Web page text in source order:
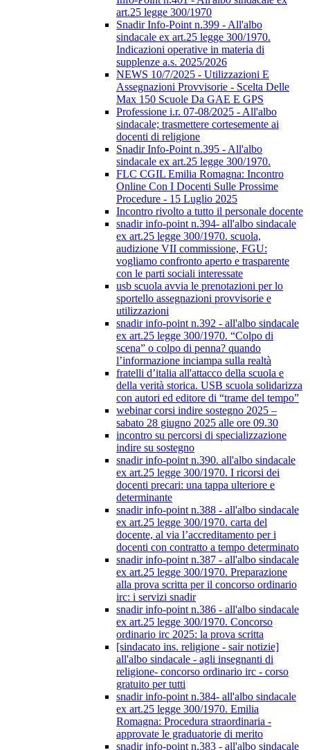
art.25 legge 300/1970
Snadir Info-Point n.399 - All'albo
sindacale ex art.25 legge 300/1970.
Indicazioni operative in materia di
supplenze a.s. 2025/2026
NEWS 10/7/2025 - Utilizzazioni E
Assegnazioni Provvisorie - Scelta Delle
Max 150 Scuole Da GAE E GPS
Professione i.r. 07-08/2025 - All'albo
sindacale; trasmettere cortesemente ai
docenti di religione
Snadir Info-Point n.395 - All'albo
sindacale ex art.25 legge 300/1970.
FLC CGIL Emilia Romagna: Incontro
Online Con I Docenti Sulle Prossime
Procedure - 15 Luglio 2025
Incontro rivolto a tutto il personale docente
snadir info-point n.394- all'albo sindacale
ex art.25 legge 300/1970. scuola,
audizione VII commissione, FGU:
vogliamo confronto aperto e trasparente
con le parti sociali interessate
usb scuola avvia le prenotazioni per lo
sportello assegnazioni provvisorie e
utilizzazioni
snadir info-point n.392 - all'albo sindacale
ex art.25 legge 300/1970. “Colpo di
scena” o colpo di penna? quando
l’informazione inciampa sulla realtà
fratelli d’italia all'attacco della scuola e
della verità storica. USB scuola solidarizza
con autori ed editore di “trame del tempo”
webinar corsi indire sostegno 2025 –
sabato 28 giugno 2025 alle ore 09.30
incontro su percorsi di specializzazione
indire su sostegno
snadir info-point n.390. all'albo sindacale
ex art.25 legge 300/1970. I ricorsi dei
docenti precari: una tappa ulteriore e
determinante
snadir info-point n.388 - all'albo sindacale
ex art.25 legge 300/1970. carta del
docente, al via l’accreditamento per i
docenti con contratto a tempo determinato
snadir info-point n.387 - all'albo sindacale
ex art.25 legge 300/1970. Preparazione
alla prova scritta per il concorso ordinario
irc: i servizi snadir
snadir info-point n.386 - all'albo sindacale
ex art.25 legge 300/1970. Concorso
ordinario irc 2025: la prova scritta
[sindacato ins. religione - sair notizie]
all'albo sindacale - agli insegnanti di
religione- concorso ordinario irc - corso
gratuito per tutti
snadir info-point n.384- all'albo sindacale
ex art.25 legge 300/1970. Emilia
Romagna: Procedura straordinaria -
approvate le graduatorie di merito
snadir info-point n.383 - all'albo sindacale